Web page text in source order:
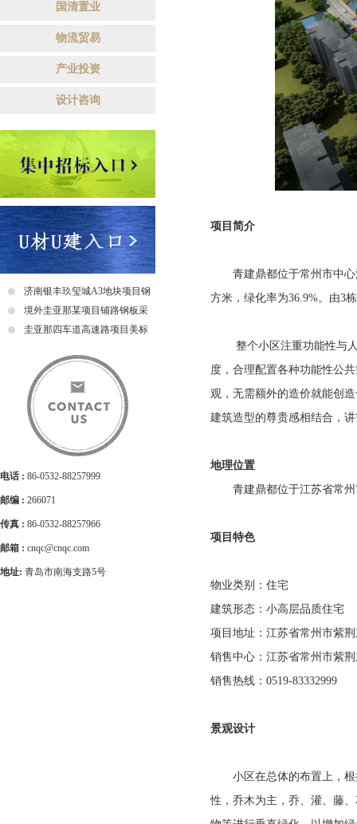
国清置业
物流贸易
产业投资
设计咨询
济南银丰玖玺城A3地块项目钢
爬梯采购及安装招标中标公示
境外圭亚那某项目铺路钢板采
购招标公告
圭亚那四车道高速路项目美标
电话 : 86-0532-88257999
邮编 : 266071
传真 : 86-0532-88257966
邮箱 : cnqc@cnqc.com
地址: 青岛市南海支路5号
项目简介
青建鼎都位于常州市中心清
方米，绿化率为36.9%。由3
整个小区注重功能性与人
度，合理配置各种功能性公
观，无需额外的造价就能创
建筑造型的尊贵感相结合，
地理位置
青建鼎都位于江苏省常州
项目特色
物业类别：住宅
建筑形态：小高层品质住宅
项目地址：江苏省常州市紫荆
销售中心：江苏省常州市紫荆
销售热线：0519-83332999
景观设计
小区在总体的布置上，根
性，乔木为主，乔、灌、藤